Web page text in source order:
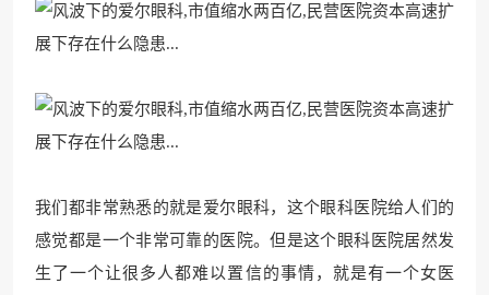
我们都非常熟悉的就是爱尔眼科，这个眼科医院给人们的
感觉都是一个非常可靠的医院。但是这个眼科医院居然发
生了一个让很多人都难以置信的事情，就是有一个女医